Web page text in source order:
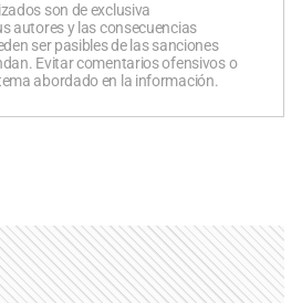
son de exclusiva
autores y las consecuencias
ser pasibles de las sanciones
Evitar comentarios ofensivos o
abordado en la información.